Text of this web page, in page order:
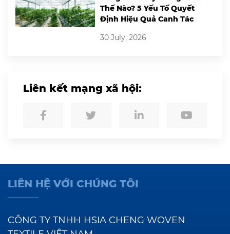
Thế Nào? 5 Yếu Tố Quyết
Định Hiệu Quả Canh Tác
30 July, 2026
Liên kết mạng xã hội:
LIÊN HỆ VỚI CHÚNG TÔI
CÔNG TY TNHH HSIA CHENG WOVEN